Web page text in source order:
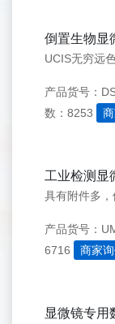
倒置生物显
产品货号：
数：8253
工业检测显
产品货号：
6716
商家
显微镜专用